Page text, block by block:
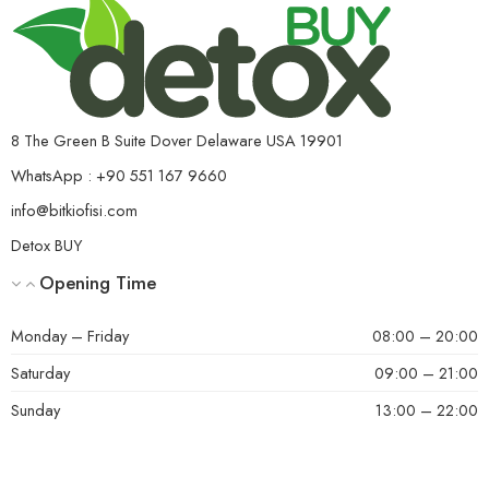
veya herhangi bir sağlık sorununuz varsa, ürünü kullanmadan
önce lütfen bizlere danışın.
Helpful?
iştah kesiyo ve ister istemez az yediğiniz için güzel kilolar
verebilirsiniz,çok memnun olarak kullanıyorum,3. Günden
yemek yeme isteğim azaldı
Helpful? 0 0
5
muhittin
vermem hızlanıyor
8 The Green B Suite Dover Delaware USA 19901
WhatsApp : +90 551 167 9660
info@bitkiofisi.com
Detox BUY
Opening Time
Monday – Friday
08:00 – 20:00
Saturday
09:00 – 21:00
Sunday
13:00 – 22:00